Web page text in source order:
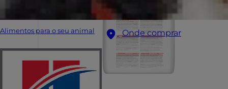
Alimentos para o seu animal Onde comprar